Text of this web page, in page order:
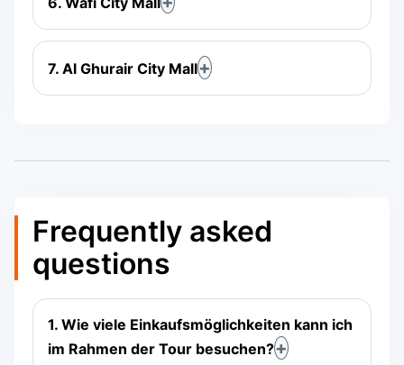
7. Al Ghurair City Mall
Frequently asked
questions
1. Wie viele Einkaufsmöglichkeiten kann ich
im Rahmen der Tour besuchen?